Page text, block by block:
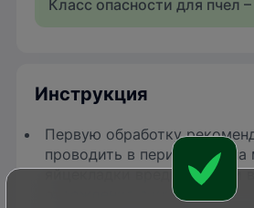
Класс опасности для пчел
Инструкция
Первую обработку
проводить в период начала
яйцекладки вредителя или
отрождения личинок.